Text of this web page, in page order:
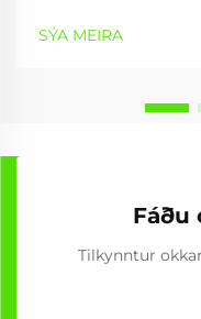
fjölbreytta getur til
notar samleitnan
SÝA MEIRA
Fáðu
Tilkynntur